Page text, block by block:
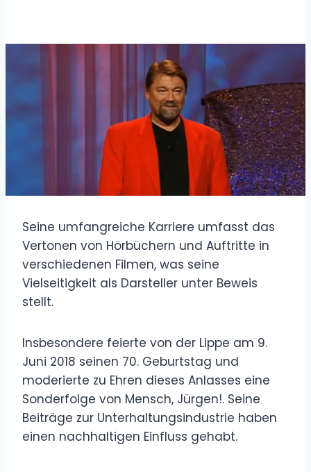
Seine umfangreiche Karriere umfasst das
Vertonen von Hörbüchern und Auftritte in
verschiedenen Filmen, was seine
Vielseitigkeit als Darsteller unter Beweis
stellt.
Insbesondere feierte von der Lippe am 9.
Juni 2018 seinen 70. Geburtstag und
moderierte zu Ehren dieses Anlasses eine
Sonderfolge von Mensch, Jürgen!. Seine
Beiträge zur Unterhaltungsindustrie haben
einen nachhaltigen Einfluss gehabt.